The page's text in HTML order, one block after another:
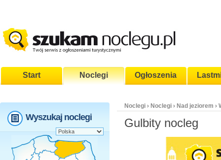
Start Noclegi Ogłoszenia
Wyszukaj noclegi
Noclegi › Noclegi › Nad jeziorem ›
Gulbity nocleg